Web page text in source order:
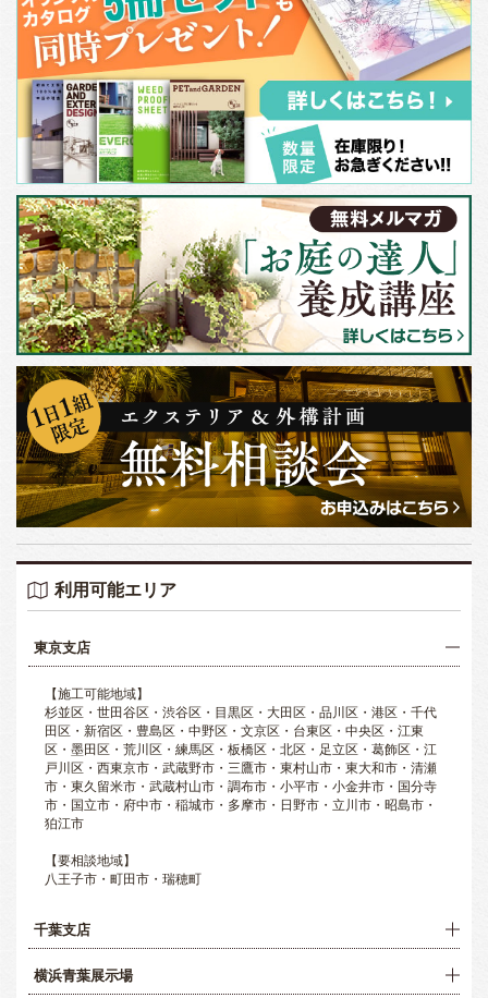
利用可能エリア
東京支店
【施工可能地域】
杉並区・世田谷区・渋谷区・目黒区・大田区・品川区・港区・千代
田区・新宿区・豊島区・中野区・文京区・台東区・中央区・江東
区・墨田区・荒川区・練馬区・板橋区・北区・足立区・葛飾区・江
戸川区・西東京市・武蔵野市・三鷹市・東村山市・東大和市・清瀬
市・東久留米市・武蔵村山市・調布市・小平市・小金井市・国分寺
市・国立市・府中市・稲城市・多摩市・日野市・立川市・昭島市・
狛江市
【要相談地域】
八王子市・町田市・瑞穂町
千葉支店
横浜青葉展示場